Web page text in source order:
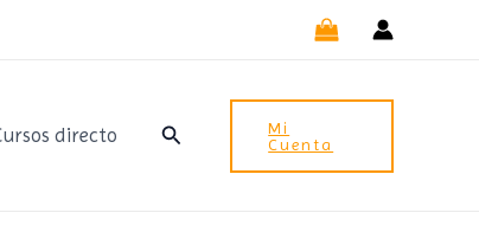
directo Buscar
Mi
Cuenta